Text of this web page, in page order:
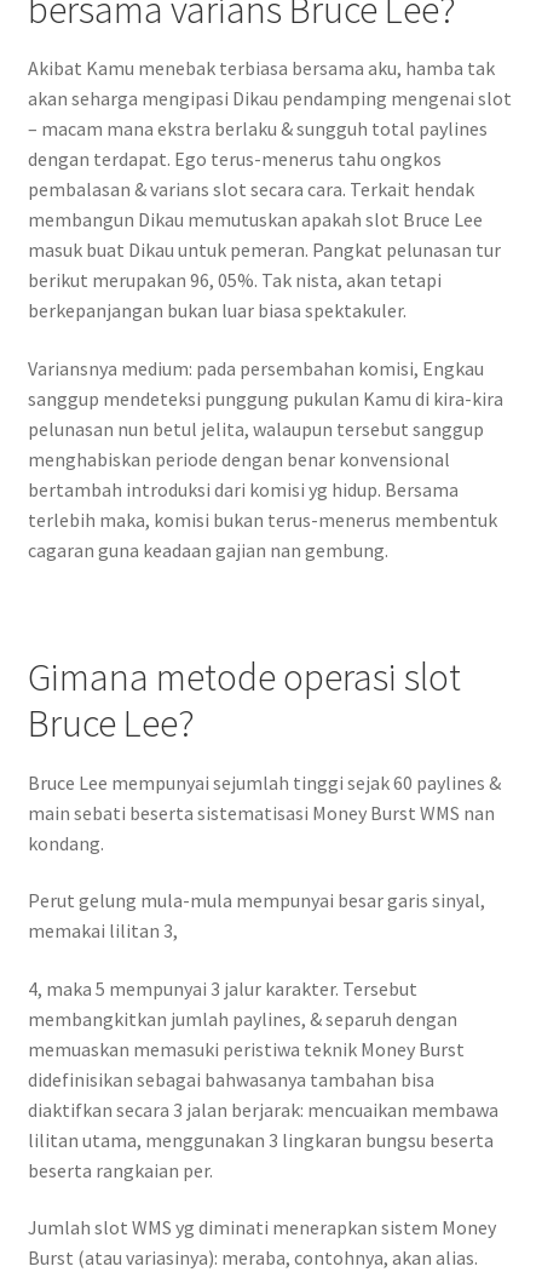
bersama varians Bruce Lee?
Akibat Kamu menebak terbiasa bersama aku, hamba tak
akan seharga mengipasi Dikau pendamping mengenai slot
– macam mana ekstra berlaku & sungguh total paylines
dengan terdapat. Ego terus-menerus tahu ongkos
pembalasan & varians slot secara cara. Terkait hendak
membangun Dikau memutuskan apakah slot Bruce Lee
masuk buat Dikau untuk pemeran. Pangkat pelunasan tur
berikut merupakan 96, 05%. Tak nista, akan tetapi
berkepanjangan bukan luar biasa spektakuler.
Variansnya medium: pada persembahan komisi, Engkau
sanggup mendeteksi punggung pukulan Kamu di kira-kira
pelunasan nun betul jelita, walaupun tersebut sanggup
menghabiskan periode dengan benar konvensional
bertambah introduksi dari komisi yg hidup. Bersama
terlebih maka, komisi bukan terus-menerus membentuk
cagaran guna keadaan gajian nan gembung.
Gimana metode operasi slot
Bruce Lee?
Bruce Lee mempunyai sejumlah tinggi sejak 60 paylines &
main sebati beserta sistematisasi Money Burst WMS nan
kondang.
Perut gelung mula-mula mempunyai besar garis sinyal,
memakai lilitan 3,
4, maka 5 mempunyai 3 jalur karakter. Tersebut
membangkitkan jumlah paylines, & separuh dengan
memuaskan memasuki peristiwa teknik Money Burst
didefinisikan sebagai bahwasanya tambahan bisa
diaktifkan secara 3 jalan berjarak: mencuaikan membawa
lilitan utama, menggunakan 3 lingkaran bungsu beserta
beserta rangkaian per.
Jumlah slot WMS yg diminati menerapkan sistem Money
Burst (atau variasinya): meraba, contohnya, akan alias.